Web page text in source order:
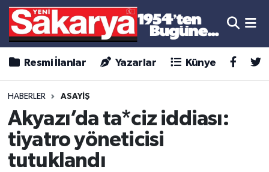
Resmi İlanlar Yazarlar Künye
HABERLER ASAYİŞ
Akyazı’da ta*ciz iddiası:
tiyatro yöneticisi
tutuklandı